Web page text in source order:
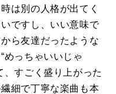
は別の人格が出てく
ですし、いい意味で
ら友達だったような
めっちゃいいじゃ
、すごく盛り上がった
細で丁寧な楽曲も本